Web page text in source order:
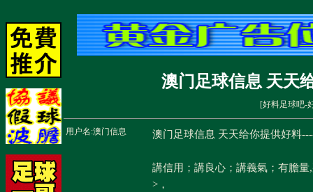
澳门足球信息 天天
[好料足球吧-
用户名:澳门信息 澳门足球信息 天天给你提供好料
講信用；講良心；講義氣；有膽
>，